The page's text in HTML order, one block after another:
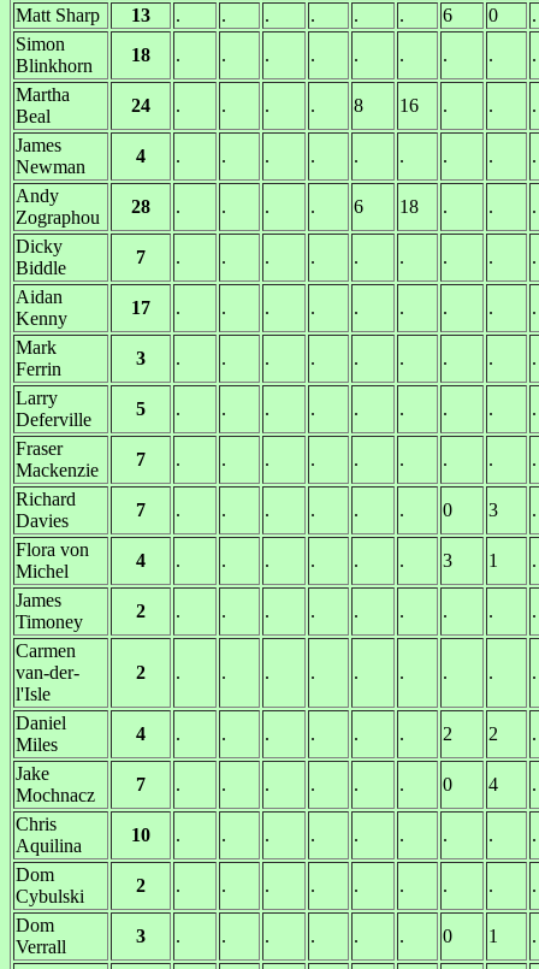
Matt Sharp
13 . . . . . . 6 0
.
Simon
Blinkhorn
18 . . . . . . . .
.
Martha
Beal
24 . . . . 8 16 . .
.
James
Newman
4 . . . . . . . .
.
Andy
Zographou
28 . . . . 6 18 . .
.
Dicky
Biddle
7 . . . . . . . .
.
Aidan
Kenny
17 . . . . . . . .
.
Mark
Ferrin
3 . . . . . . . .
.
Larry
Deferville
5 . . . . . . . .
.
Fraser
Mackenzie
7 . . . . . . . .
.
Richard
Davies
7 . . . . . . 0 3
.
Flora von
Michel
4 . . . . . . 3 1
.
James
Timoney
2 . . . . . . . .
.
Carmen
van-der-
l'Isle
2 . . . . . . . . .
Daniel
Miles
4 . . . . . . 2 2
.
Jake
Mochnacz
7 . . . . . . 0 4
.
Chris
Aquilina
10 . . . . . . . .
.
Dom
Cybulski
2 . . . . . . . .
.
Dom
Verrall
3 . . . . . . 0 1
.